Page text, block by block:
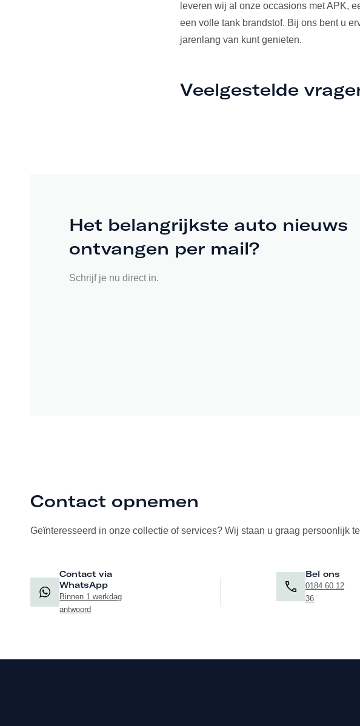
leveren wij al onze occasions met APK,
een volle tank brandstof. Bij ons bent u
jarenlang van kunt genieten.
Veelgestelde
Het belangrijkste auto nieuws
ontvangen per mail?
Schrijf je nu direct in.
Contact opnemen
Geïnteresseerd in onze collectie of services? Wij staan u graag persoonlijk
Contact via
WhatsApp
Binnen 1 werkdag
antwoord
Bel ons
0184 60 12
36